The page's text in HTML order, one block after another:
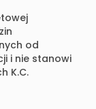
od
i nie stanowi
K.C.